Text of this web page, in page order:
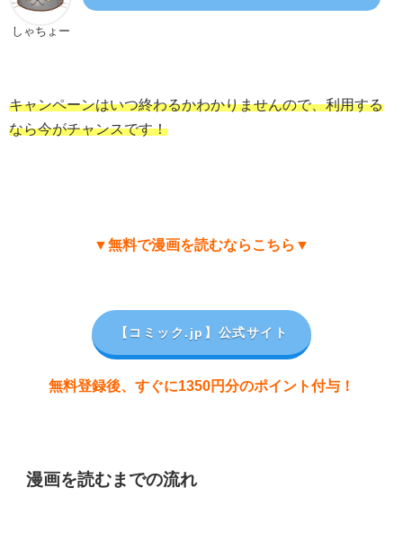
しゃちょー
キャンペーンはいつ終わるかわかりませんので、利用する
なら今がチャンスです！
▼無料で漫画を読むならこちら▼
【コミック.jp 】公式サイト
無料登録後、すぐに1350円分のポイント付与！
漫画を読むまでの流れ